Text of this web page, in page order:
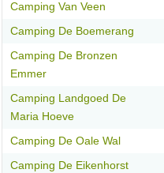
Camping Van Veen
Camping De Boemerang
Camping De Bronzen
Emmer
Camping Landgoed De
Maria Hoeve
Camping De Oale Wal
Camping De Eikenhorst